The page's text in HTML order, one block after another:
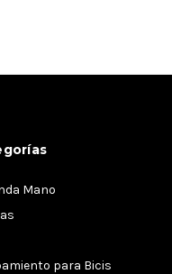
Mano
para Bicis